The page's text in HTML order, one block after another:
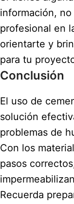
información,
profesional en
orientarte y
para tu
Conclusión
El uso de
solución
problemas de
Con los
pasos
Recuerda